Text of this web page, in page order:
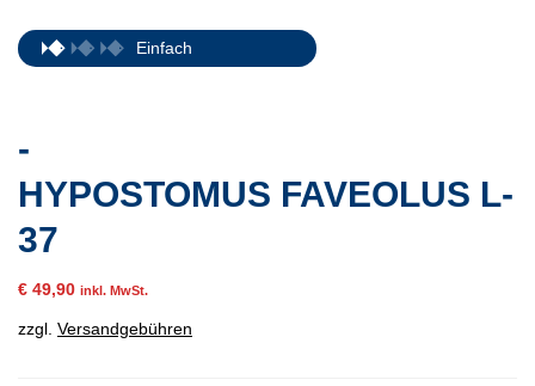
Einfach
-
HYPOSTOMUS FAVEOLUS L-
37
€ 49,90 inkl. MwSt.
zzgl. Versandgebühren